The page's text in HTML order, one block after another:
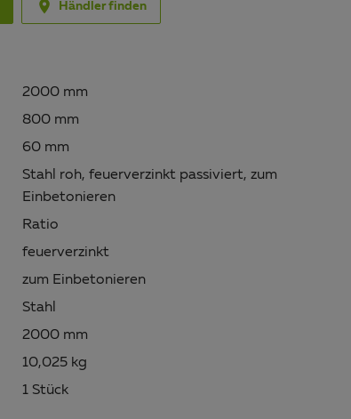
 Händler finden
2000 mm
800 mm
60 mm
Stahl roh, feuerverzinkt passiviert, zum
Einbetonieren
Ratio
feuerverzinkt
zum Einbetonieren
Stahl
2000 mm
10,025 kg
1 Stück